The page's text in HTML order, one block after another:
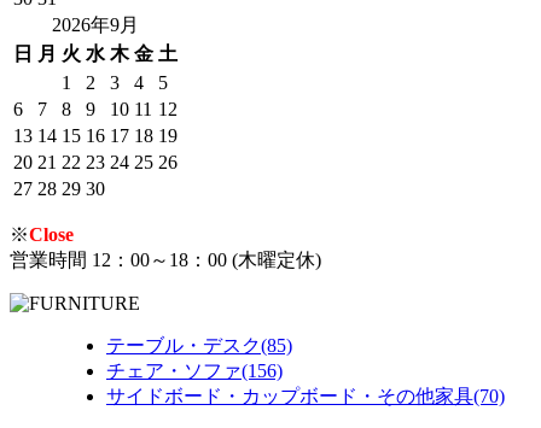
2026年9月
日
月 火 水 木 金 土
1
2 3 4
5
6
7 8 9 10 11 12
13 14 15 16 17 18 19
20 21 22 23 24 25 26
27 28 29 30
※Close
営業時間 12：00～18：00 (木曜定休)
テーブル・デスク(85)
チェア・ソファ(156)
サイドボード・カップボード・その他家具(70)